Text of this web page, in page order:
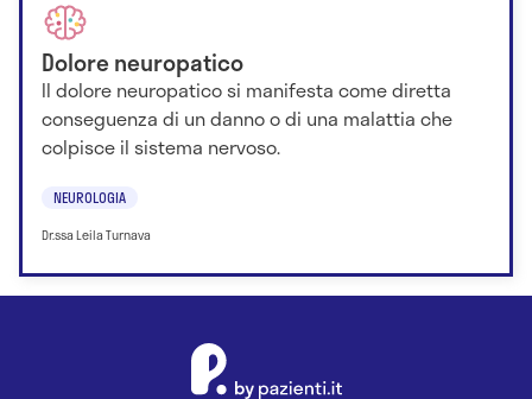
Dolore neuropatico
Il dolore neuropatico si manifesta come diretta
conseguenza di un danno o di una malattia che
colpisce il sistema nervoso.
NEUROLOGIA
Dr.ssa Leila Turnava